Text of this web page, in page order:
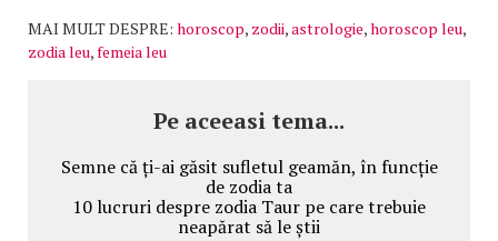
MAI MULT DESPRE: horoscop, zodii,astrologie,horoscop leu,
zodia leu,femeia leu
Pe aceeasi tema...
Semne că ți-ai găsit sufletul geamăn, în funcție
de zodia ta
10 lucruri despre zodia Taur pe care trebuie
neapărat să le știi